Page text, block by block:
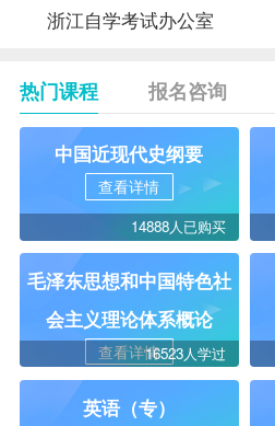
浙江自学考试办公室
热门课程 报名咨询
中国近现代史纲要
查看详情
14888人已购买
毛泽东思想和中国特色社
会主义理论体系概论
查看详情16523人学过
英语（专）